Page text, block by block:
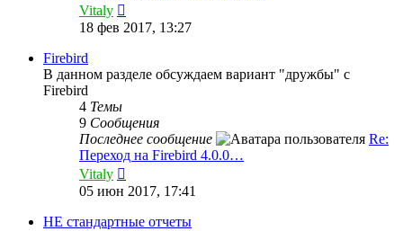
Vitaly
к
последнему
18 фев 2017, 13:27
Firebird
В данном разделе обсуждаем вариант "дружбы" с
Firebird
4 Темы
9 Сообщения
Последнее сообщение
Re:
Переход на Firebird 4.0.0…
Vitaly
к
последнему
сообщению
05 июн 2017, 17:41
НЕ стандартные отчеты